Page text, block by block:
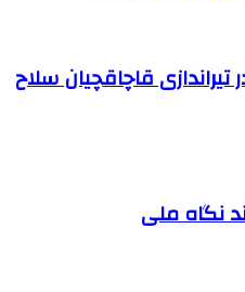
قاچاقچیان سلاح
نگاه ملی